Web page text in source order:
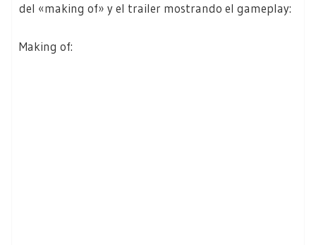
del «making of» y el trailer mostrando el gameplay:
Making of: